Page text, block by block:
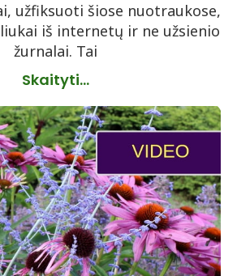
užfiksuoti šiose nuotraukose,
iš internetų ir ne užsienio
žurnalai. Tai
Skaityti...